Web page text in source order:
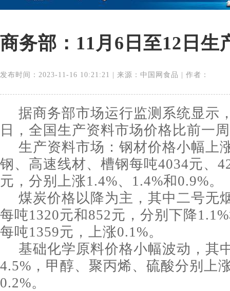
商务部：11月6日至12日生
发布时间：2023-11-16 10:21:21 | 来源：中国网食品 | 作者：
据商务部市场运行监测系统显示
日，全国生产资料市场价格比前一
生产资料市场：钢材价格小幅上
钢、高速线材、槽钢每吨4034元、
元，分别上涨1.4%、1.4%和0.9%。
煤炭价格以降为主，其中二号无
每吨1320元和852元，分别下降
每吨1359元，上涨0.1%。
基础化学原料价格小幅波动，其
4.5%，甲醇、聚丙烯、硫酸分别上
0.2%。